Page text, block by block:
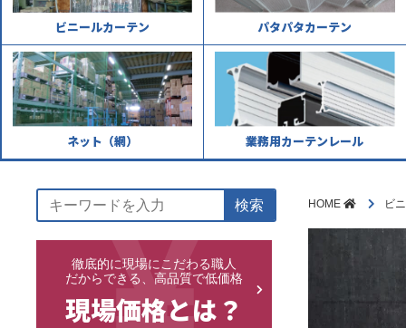
ビニールカーテン パタパタカーテン
ネット（網） 業務用カーテンレール
検索
徹底的に現場にこだわる職人
だからできる、高品質で低価格
現場価格とは？
HOME ビ